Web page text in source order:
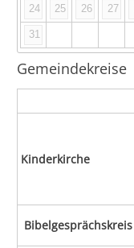
24 25 26 27
31
Gemeindekreise
Kinderkirche
Bibelgesprächskreis